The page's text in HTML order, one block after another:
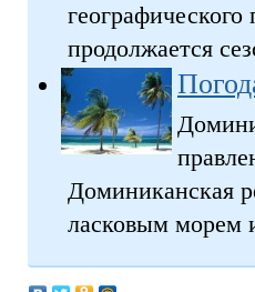
продолжается
Доминиканская
ласковым морем